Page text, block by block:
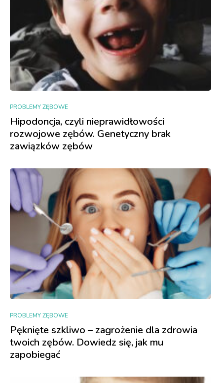
PROBLEMY ZĘBOWE
Hipodoncja, czyli nieprawidłowości
rozwojowe zębów. Genetyczny brak
zawiązków zębów
PROBLEMY ZĘBOWE
Pęknięte szkliwo – zagrożenie dla zdrowia
twoich zębów. Dowiedz się, jak mu
zapobiegać